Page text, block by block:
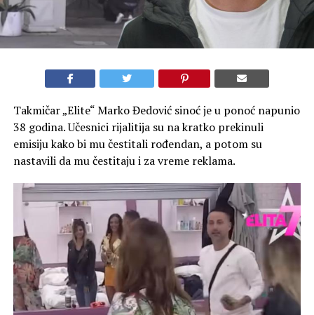
Takmičar „Elite“ Marko Đedović sinoć je u ponoć napunio
38 godina. Učesnici rijalitija su na kratko prekinuli
emisiju kako bi mu čestitali rođendan, a potom su
nastavili da mu čestitaju i za vreme reklama.